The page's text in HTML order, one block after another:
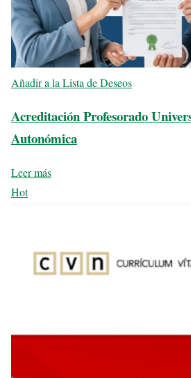
Añadir a la Lista de Deseos
Acreditación Profesorado
Autonómica
Leer más
Hot